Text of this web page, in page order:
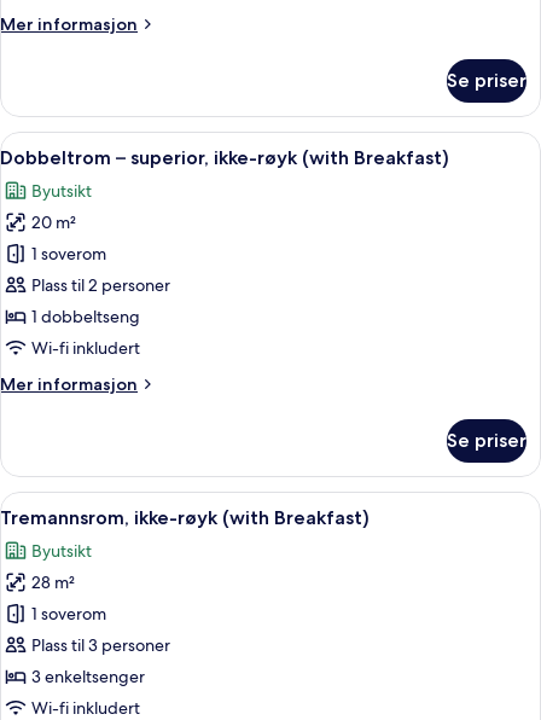
Mer informasjon
Mer
ikke-
røyk
(with
Se priser
Åpne
alle
bildene
av
Dobbeltrom
–
superior,
ikke-
(with
Sengetøy av topp kvalitet, safe på
6
Dobbeltrom – superior, ikke-røyk (with Breakfast)
Byutsikt
20 m²
1 soverom
Plass til 2 personer
1 dobbeltseng
Wi-fi inkludert
Mer informasjon
Mer
–
superior,
ikke-
(with
Breakfast)
Se priser
Åpne
alle
bildene
av
Tremannsrom,
ikke-
røyk
(with
Sengetøy av topp kvalitet, safe på
6
Tremannsrom, ikke-røyk (with Breakfast)
Byutsikt
28 m²
1 soverom
Plass til 3 personer
3 enkeltsenger
Wi-fi inkludert